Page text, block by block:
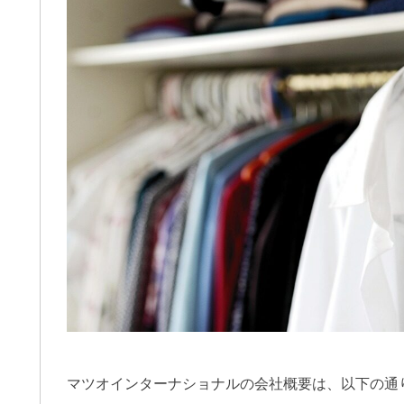
マツオインターナショナルの会社概要は、以下の通